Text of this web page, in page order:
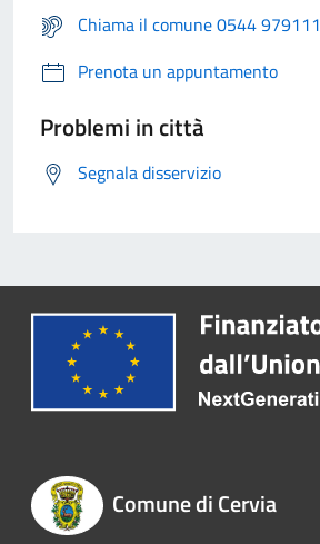
Chiama il comune 0544 979111
Prenota un appuntamento
Problemi in città
Segnala disservizio
Comune di Cervia